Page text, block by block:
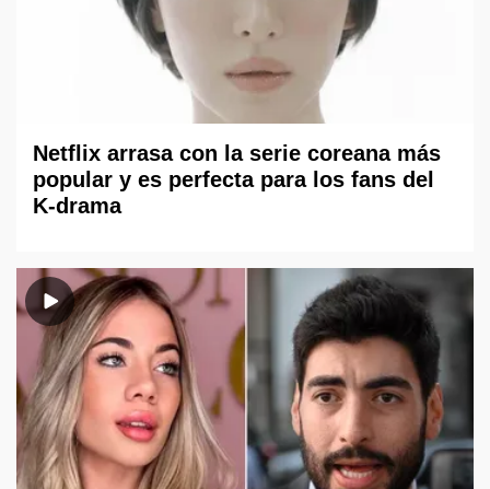
Netflix arrasa con la serie coreana más
popular y es perfecta para los fans del
K-drama